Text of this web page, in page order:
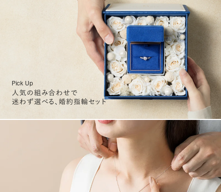
Pick Up
人気の組み合わせで
迷わず選べる、婚約指輪セット